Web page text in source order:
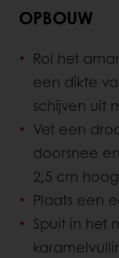
OPBOUW
Rol het
een dikte
schijven uit
Vet een
doorsnee
2,5 cm
Plaats een
Spuit in het